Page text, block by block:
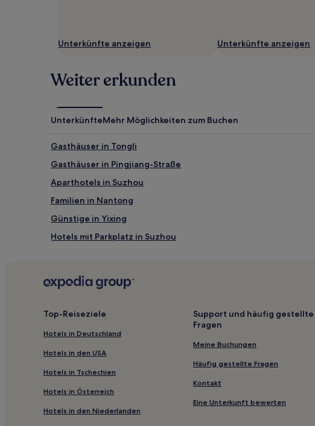
Unterkünfte anzeigen Unterkünfte anzeigen
Weiter erkunden
UnterkünfteMehr Möglichkeiten zum Buchen
Gasthäuser in Tongli
Gasthäuser in Pingjiang-Straße
Aparthotels in Suzhou
Familien in Nantong
Günstige in Yixing
Hotels mit Parkplatz in Suzhou
Hotels mit Thermalbad in Suzhou
Günstige in Dongtai
Günstige in Rugao
Top-Reiseziele
Hotels in Deutschland
Hotels in den USA
Hotels in Tschechien
Hotels in Österreich
Hotels in den Niederlanden
Support und häufig gestellte
Fragen
Meine Buchungen
Häufig gestellte Fragen
Kontakt
Eine Unterkunft bewerten